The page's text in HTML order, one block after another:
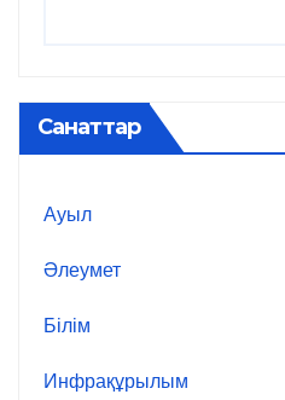
Санаттар
Ауыл
Әлеумет
Білім
Инфрақұрылым